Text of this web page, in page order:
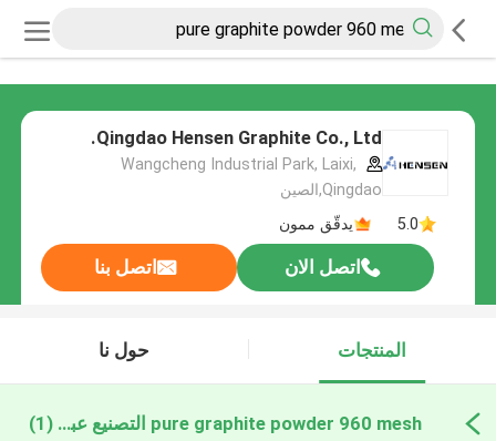
Qingdao Hensen Graphite Co., Ltd.
Wangcheng Industrial Park, Laixi,
Qingdao,الصين
5.0
يدقّق ممون
اتصل الان اتصل بنا
المنتجات حول نا
pure graphite powder 960 mesh التصنيع عبر الإنترنت (1)